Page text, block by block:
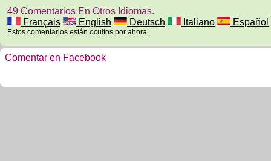
49 Comentarios En Otros Idiomas.
Français
English Deutsch Italiano Español
Estos comentarios están ocultos por ahora.
Comentar en Facebook